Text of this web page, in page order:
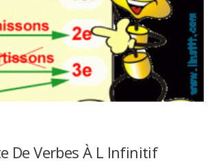
De Verbes À L Infinitif